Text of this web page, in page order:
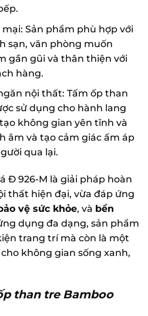
Sản phẩm phù hợp với
sạn, văn phòng muốn
gần gũi và thân thiện với
hàng.
nội thất: Tấm ốp than
sử dụng cho hành lang
không gian yên tĩnh và
âm và tạo cảm giác ấm áp
qua lại.
Đ 926-M là giải pháp hoàn
thất hiện đại, vừa đáp ứng
vệ sức khỏe, và bền
dụng đa dạng, sản phẩm
trang trí mà còn là một
không gian sống xanh,
than tre Bamboo